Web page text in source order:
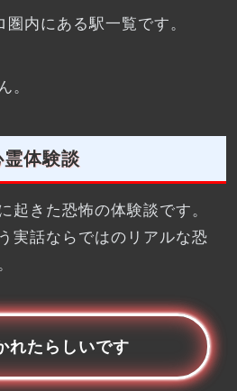
内にある駅一覧です。
。
体験談
起きた恐怖の体験談です。
実話ならではのリアルな恐
れたらしいです